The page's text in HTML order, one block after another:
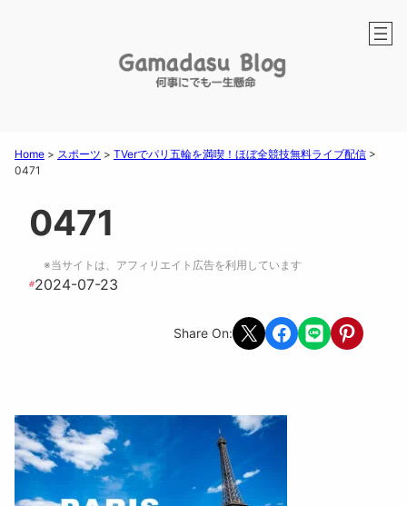
Home > スポーツ > TVerでパリ五輪を満喫！ほぼ全競技無料ライブ配信 >
0471
0471
※当サイトは、アフィリエイト広告を利用しています
#2024-07-23
Share On: Share on X Share on Facebook
Share on LINEShare on